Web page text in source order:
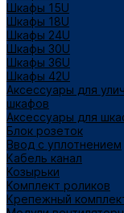
Шкафы 15U
Шкафы 18U
Шкафы 24U
Шкафы 30U
Шкафы 36U
Шкафы 42U
Аксессуары для
шкафов
Аксессуары для
Блок розеток
Ввод с уплотнением
Кабель канал
Козырьки
Комплект роликов
Крепежный